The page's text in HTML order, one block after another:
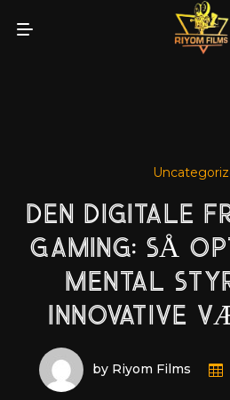
DEN DIGITALE
GAMING: SÅ
MENTAL
INNOVATIVE
by Riyom Films